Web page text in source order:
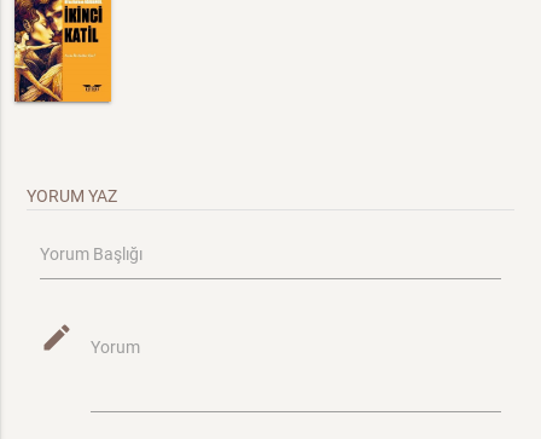
YORUM YAZ
Yorum Başlığı
mode_edit Yorum